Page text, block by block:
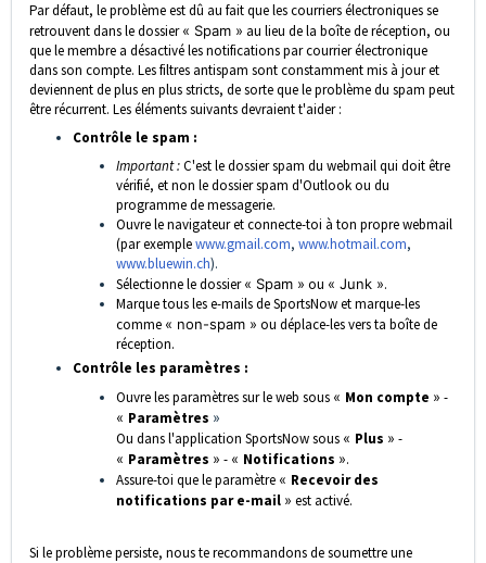
Par défaut, le problème est dû au fait que les courriers électroniques se
retrouvent dans le dossier« Spam » au lieu de la boîte de réception, ou
que le membre a désactivé les notifications par courrier électronique
dans son compte. Les filtres antispam sont constamment mis à jour et
deviennent de plus en plus stricts, de sorte que le problème du spam peut
être récurrent. Les éléments suivants devraient t'aider :
Contrôle le spam :
Important :C'est le dossier spam du webmail qui doit être
vérifié, et non le dossier spam d'Outlook ou du
programme de messagerie.
Ouvre le navigateur et connecte-toi à ton propre webmail
(par exemplewww.gmail.com, www.hotmail.com,
www.bluewin.ch).
Sélectionne le dossier« Spam » ou « Junk ».
Marque tous les e-mails de SportsNow et marque-les
comme « non-spam » ou déplace-les vers ta boîte de
réception.
Contrôle les paramètres :
Ouvre les paramètres sur le web sous « Mon compte » -
« Paramètres »
Ou dans l'application SportsNow sous « Plus » -
« Paramètres » - « Notifications ».
Assure-toi que le paramètre « Recevoir des
notifications par e-mail » est activé.
Si le problème persiste, nous te recommandons de soumettre une